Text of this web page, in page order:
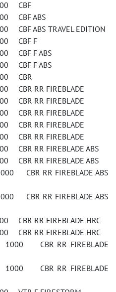
CBF
CBF ABS
ABS TRAVEL EDITION
CBF F
CBF F ABS
CBF F ABS
CBR
CBR RR FIREBLADE
CBR RR FIREBLADE
CBR RR FIREBLADE
CBR RR FIREBLADE
CBR RR FIREBLADE
RR FIREBLADE ABS
RR FIREBLADE ABS
CBR RR FIREBLADE ABS
CBR RR FIREBLADE ABS
CBR RR FIREBLADE HRC
CBR RR FIREBLADE HRC
CBR RR FIREBLADE
CBR RR FIREBLADE